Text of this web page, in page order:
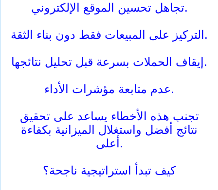
تجاهل تحسين الموقع الإلكتروني.
التركيز على المبيعات فقط دون بناء الثقة.
إيقاف الحملات بسرعة قبل تحليل نتائجها.
عدم متابعة مؤشرات الأداء.
تجنب هذه الأخطاء يساعد على تحقيق
نتائج أفضل واستغلال الميزانية بكفاءة
أعلى.
كيف تبدأ استراتيجية ناجحة؟